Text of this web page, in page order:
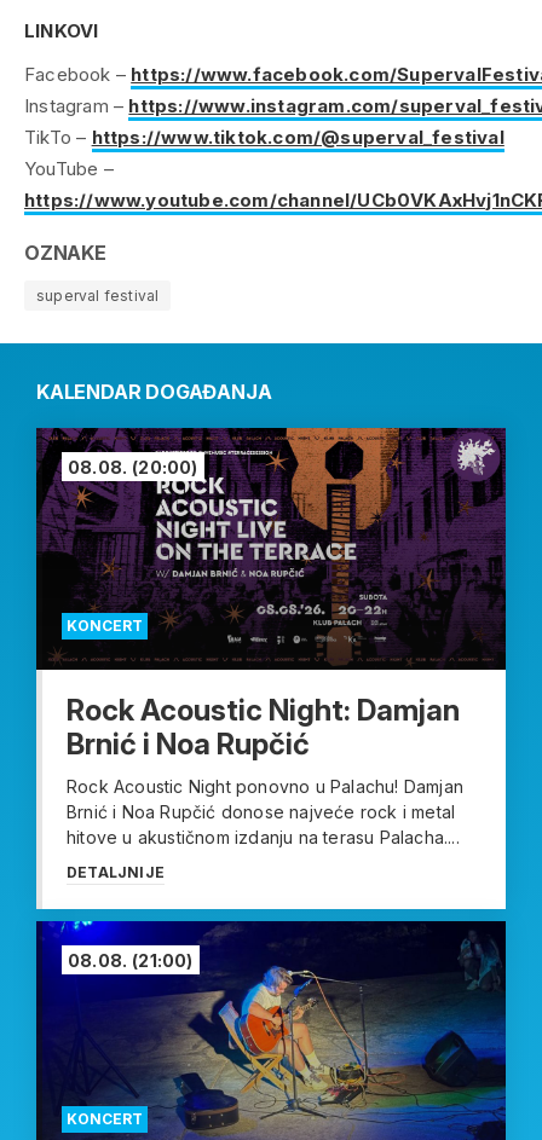
LINKOVI
Facebook – https://www.facebook.com/
Instagram – https://www.instagram.com/
TikTo – https://www.tiktok.com/@superval_festival
YouTube –
https://www.youtube.com/channel/
OZNAKE
superval festival
KALENDAR DOGAĐANJA
KONCERT
08.08. (20:00)
Rock Acoustic Night: Damjan
Brnić i Noa Rupčić
Rock Acoustic Night ponovno u Palachu! Damjan
Brnić i Noa Rupčić donose najveće rock i metal
hitove u akustičnom izdanju na terasu Palacha....
DETALJNIJE
KONCERT
08.08. (21:00)